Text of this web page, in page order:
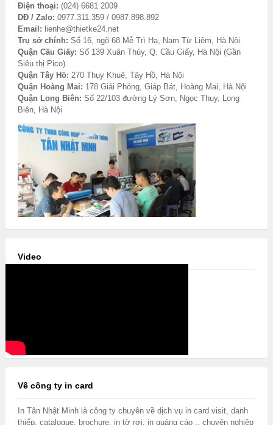
Điện thoại: (024) 6681 2009
DĐ / Zalo: 0977.311.359 / 0987.898.892
Email: lienhe@thietke24.net
Trụ sở chính: Số 16, ngõ 68 Mễ Trì Hạ, Nam Từ Liêm, Hà Nội
Quận Cầu Giấy: Số 139 Xuân Thủy, Q. Cầu Giấy, Hà Nội (Gần
Siêu thị Pico)
Quận Tây Hồ: 270 Thụy Khuê, Tây Hồ, Hà Nội
Quận Hoàng Mai: 178 Giải Phóng, Giáp Bát, Hoàng Mai, Hà Nội
Quận Long Biên: Số 22/103 đường Lý Sơn, Ngọc Thụy, Long
Biên, Hà Nội
Video
Về công ty in card
In Tân Nhật Minh là công ty chuyên về dịch vụ in card visit, danh
thiếp, catalogue, brochure, in tờ rơi, in quảng cáo .. chuyên nghiệp